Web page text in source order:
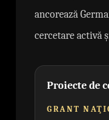
ancorează
cercetare activă
Proiecte de
GRANT